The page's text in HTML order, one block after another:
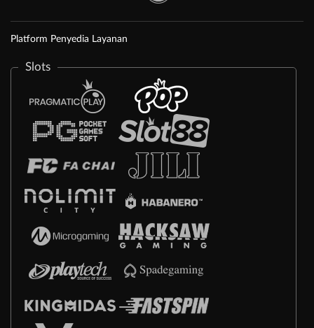
Platform Penyedia Layanan
Slots